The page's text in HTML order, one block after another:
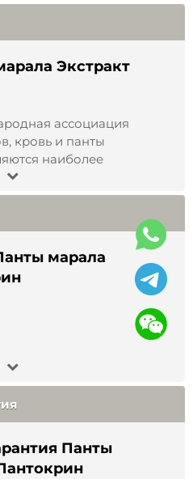
Экстракт
ассоциация
кровь и панты
наиболее
здоровья человека
к высшей категории
Алтайские панты
1.5 – 2 раза дороже
корейских или
Наша компания
производим панты
Алтая
марала
Панты